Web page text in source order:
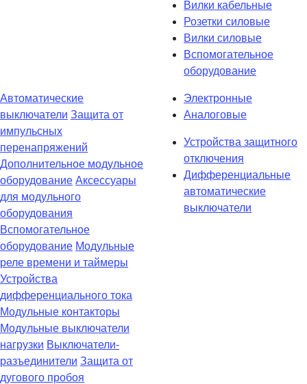
Вилки кабельные
Розетки силовые
Вилки силовые
Вспомогательное
оборудование
Автоматические
выключатели Защита от
импульсных
перенапряжений
Дополнительное модульное
оборудование Аксессуары
для модульного
оборудования
Вспомогательное
оборудование Модульные
реле времени и таймеры
Устройства
дифференциального тока
Модульные контакторы
Модульные выключатели
нагрузки Выключатели-
разъединители Защита от
дугового пробоя
Электронные
Аналоговые
Устройства защитного
отключения
Дифференциальные
автоматические
выключатели